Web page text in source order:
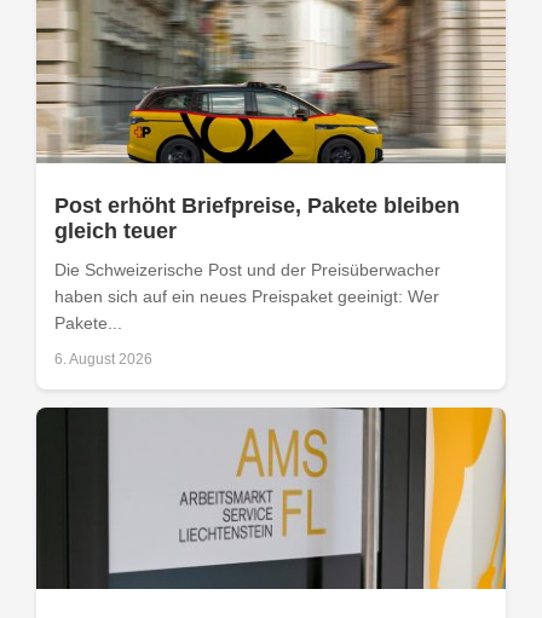
Post erhöht Briefpreise, Pakete bleiben
gleich teuer
Die Schweizerische Post und der Preisüberwacher
haben sich auf ein neues Preispaket geeinigt: Wer
Pakete...
6. August 2026